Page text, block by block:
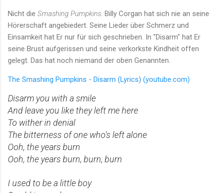
Nicht die Smashing Pumpkins. Billy Corgan hat sich nie an seine
Hörerschaft angebiedert. Seine Lieder über Schmerz und
Einsamkeit hat Er nur für sich geschrieben. In "Disarm" hat Er
seine Brust aufgerissen und seine verkorkste Kindheit offen
gelegt. Das hat noch niemand der oben Genannten.
The Smashing Pumpkins - Disarm (Lyrics) (youtube.com)
Disarm you with a smile
And leave you like they left me here
To wither in denial
The bitterness of one who's left alone
Ooh, the years burn
Ooh, the years burn, burn, burn
I used to be a little boy